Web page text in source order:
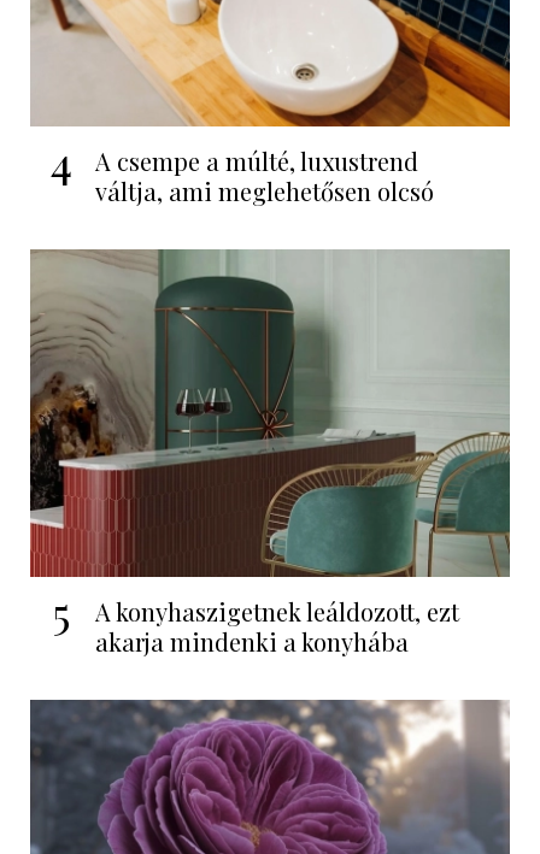
4
A csempe a múlté, luxustrend
váltja, ami meglehetősen olcsó
5
A konyhaszigetnek leáldozott, ezt
akarja mindenki a konyhába